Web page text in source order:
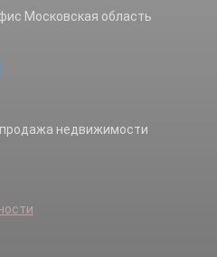
Московская область